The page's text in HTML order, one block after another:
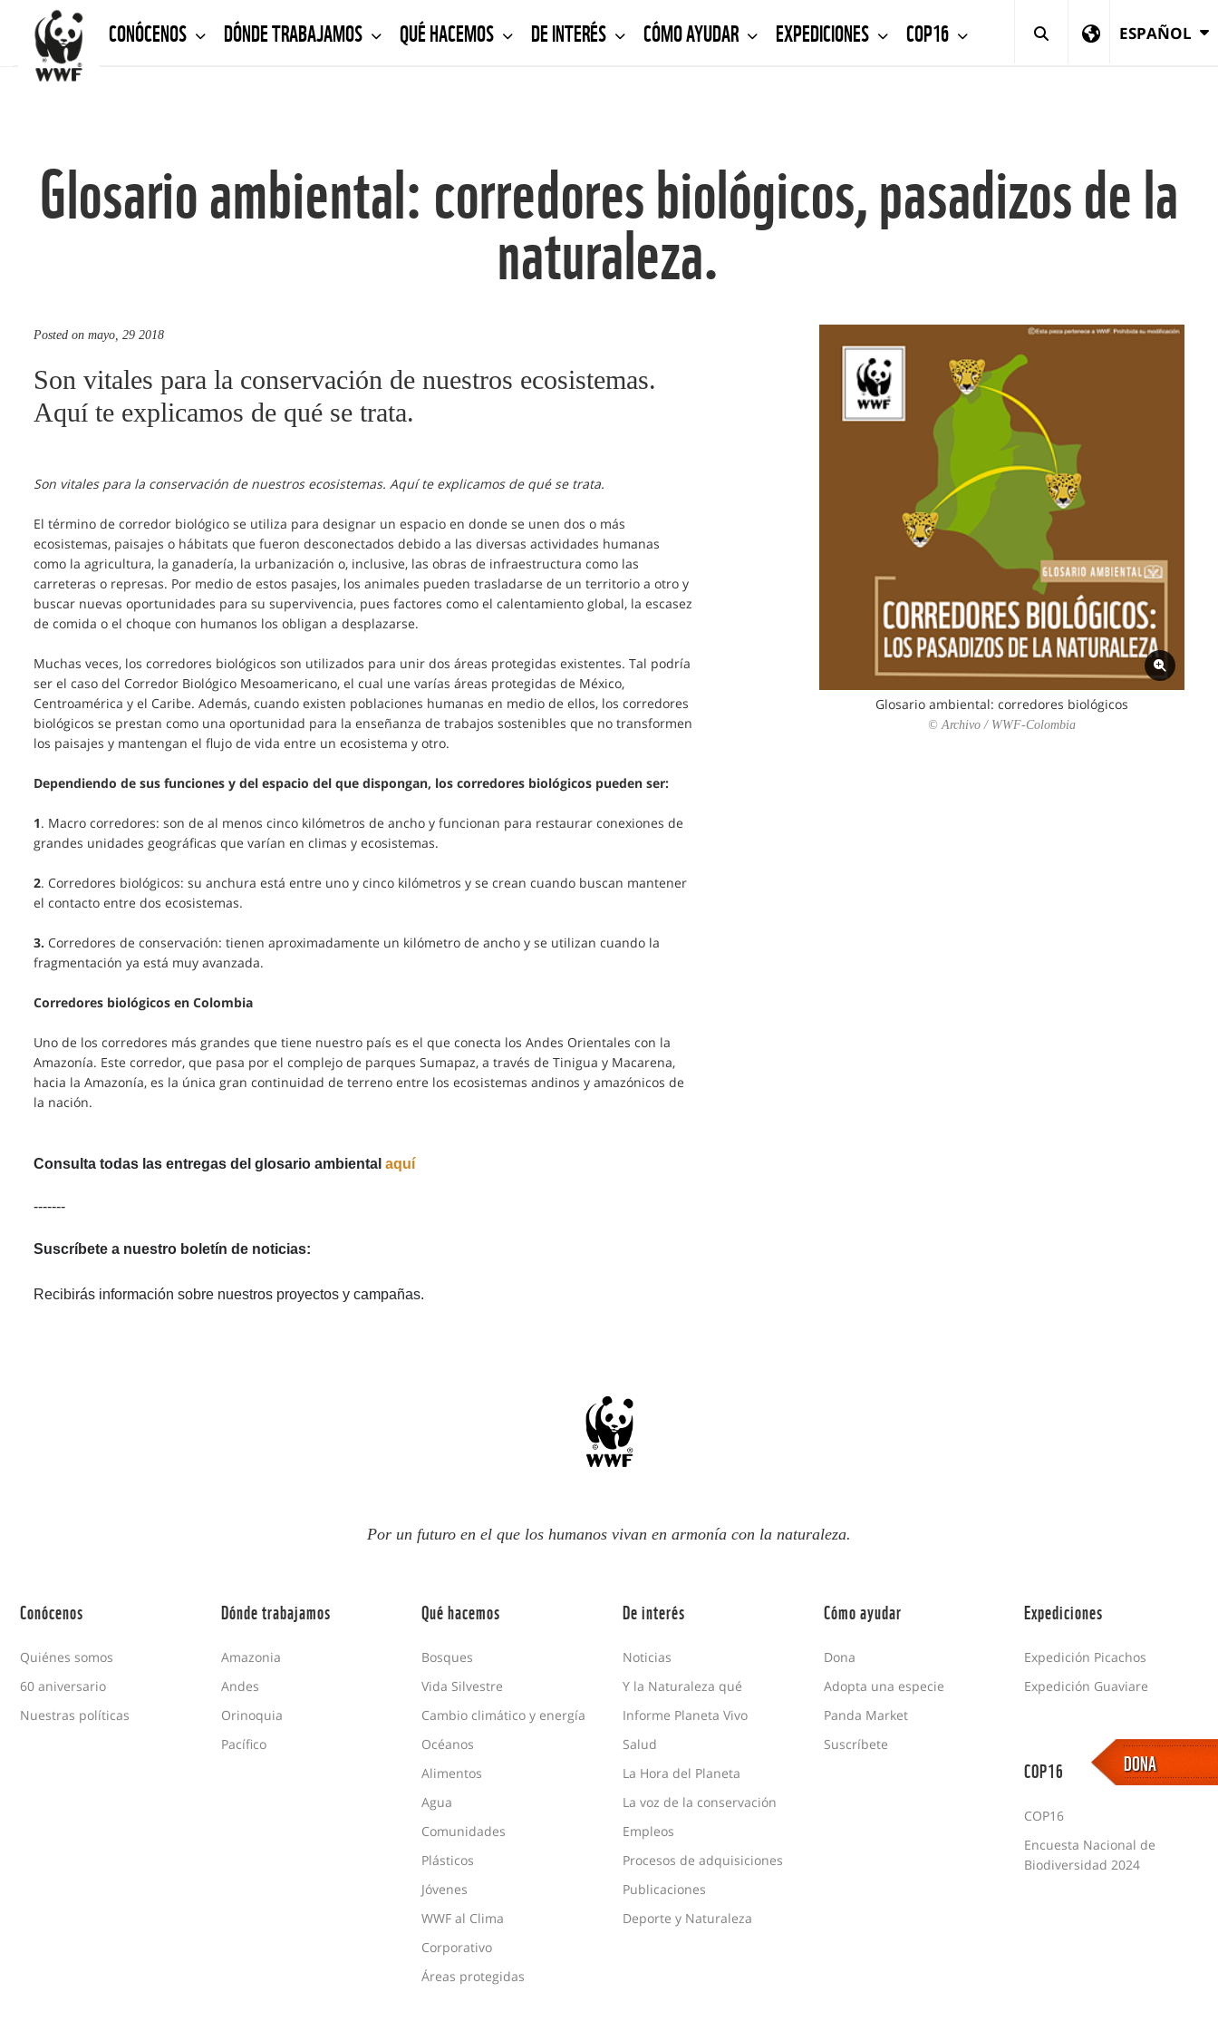
CONÓCENOS DÓNDE TRABAJAMOS QUÉ HACEMOS DE INTERÉS CÓMO AYUDAR EXPEDICIONES COP16 ESPAÑOL
Glosario ambiental: corredores biológicos, pasadizos de la
naturaleza.
Posted on mayo, 29 2018
Son vitales para la conservación de nuestros ecosistemas.
Aquí te explicamos de qué se trata.
Son vitales para la conservación de nuestros ecosistemas. Aquí te explicamos de qué se trata.
El término de corredor biológico se utiliza para designar un espacio en donde se unen dos o más
ecosistemas, paisajes o hábitats que fueron desconectados debido a las diversas actividades humanas
como la agricultura, la ganadería, la urbanización o, inclusive, las obras de infraestructura como las
carreteras o represas. Por medio de estos pasajes, los animales pueden trasladarse de un territorio a otro y
buscar nuevas oportunidades para su supervivencia, pues factores como el calentamiento global, la escasez
de comida o el choque con humanos los obligan a desplazarse.
Muchas veces, los corredores biológicos son utilizados para unir dos áreas protegidas existentes. Tal podría
ser el caso del Corredor Biológico Mesoamericano, el cual une varías áreas protegidas de México,
Centroamérica y el Caribe. Además, cuando existen poblaciones humanas en medio de ellos, los corredores
biológicos se prestan como una oportunidad para la enseñanza de trabajos sostenibles que no transformen
los paisajes y mantengan el flujo de vida entre un ecosistema y otro.
Dependiendo de sus funciones y del espacio del que dispongan, los corredores biológicos pueden ser:
1. Macro corredores: son de al menos cinco kilómetros de ancho y funcionan para restaurar conexiones de
grandes unidades geográficas que varían en climas y ecosistemas.
2. Corredores biológicos: su anchura está entre uno y cinco kilómetros y se crean cuando buscan mantener
el contacto entre dos ecosistemas.
3. Corredores de conservación: tienen aproximadamente un kilómetro de ancho y se utilizan cuando la
fragmentación ya está muy avanzada.
Corredores biológicos en Colombia
Uno de los corredores más grandes que tiene nuestro país es el que conecta los Andes Orientales con la
Amazonía. Este corredor, que pasa por el complejo de parques Sumapaz, a través de Tinigua y Macarena,
hacia la Amazonía, es la única gran continuidad de terreno entre los ecosistemas andinos y amazónicos de
la nación.
Consulta todas las entregas del glosario ambiental aquí
-------
Suscríbete a nuestro boletín de noticias:
Recibirás información sobre nuestros proyectos y campañas.
Glosario ambiental: corredores biológicos
© Archivo / WWF-Colombia
Por un futuro en el que los humanos vivan en armonía con la naturaleza.
Conócenos
Quiénes somos
60 aniversario
Nuestras políticas
Dónde trabajamos
Amazonia
Andes
Orinoquia
Pacífico
Qué hacemos
Bosques
Vida Silvestre
Cambio climático y energía
Océanos
Alimentos
Agua
Comunidades
Plásticos
Jóvenes
WWF al Clima
Corporativo
Áreas protegidas
De interés
Noticias
Y la Naturaleza qué
Informe Planeta Vivo
Salud
La Hora del Planeta
La voz de la conservación
Empleos
Procesos de adquisiciones
Publicaciones
Deporte y Naturaleza
Cómo ayudar
Dona
Adopta una especie
Panda Market
Suscríbete
Expediciones
Expedición Picachos
Expedición Guaviare
COP16
COP16
Encuesta Nacional de
Biodiversidad 2024
DONA